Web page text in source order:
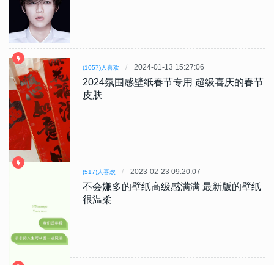
(1057)人喜欢 2024-01-13 15:27:06
2024氛围感壁纸春节专用 超级喜庆的春节
皮肤
(517)人喜欢 2023-02-23 09:20:07
不会嫌多的壁纸高级感满满 最新版的壁纸
很温柔